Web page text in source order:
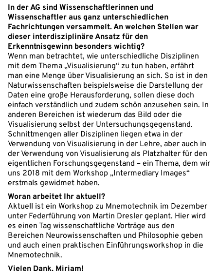
In der AG sind Wissenschaftlerinnen und
Wissenschaftler aus ganz unterschiedlichen
Fachrichtungen versammelt. An welchen Stellen war
dieser interdisziplinäre Ansatz für den
Erkenntnisgewinn besonders wichtig?
Wenn man betrachtet, wie unterschiedliche Disziplinen
mit dem Thema „Visualisierung“ zu tun haben, erfährt
man eine Menge über Visualisierung an sich. So ist in den
Naturwissenschaften beispielsweise die Darstellung der
Daten eine große Herausforderung, sollen diese doch
einfach verständlich und zudem schön anzusehen sein. In
anderen Bereichen ist wiederum das Bild oder die
Visualisierung selbst der Untersuchungsgegenstand.
Schnittmengen aller Disziplinen liegen etwa in der
Verwendung von Visualisierung in der Lehre, aber auch in
der Verwendung von Visualisierung als Platzhalter für den
eigentlichen Forschungsgegenstand – ein Thema, dem wir
uns 2018 mit dem Workshop „Intermediary Images“
erstmals gewidmet haben.
Woran arbeitet Ihr aktuell?
Aktuell ist ein Workshop zu Mnemotechnik im Dezember
unter Federführung von Martin Dresler geplant. Hier wird
es einen Tag wissenschaftliche Vorträge aus den
Bereichen Neurowissenschaften und Philosophie geben
und auch einen praktischen Einführungsworkshop in die
Mnemotechnik.